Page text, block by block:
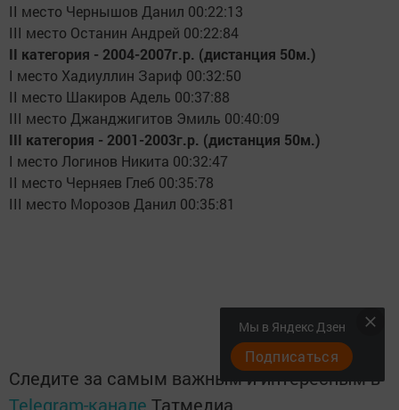
II место Чернышов Данил 00:22:13
III место Останин Андрей 00:22:84
II категория - 2004-2007г.р. (дистанция 50м.)
I место Хадиуллин Зариф 00:32:50
II место Шакиров Адель 00:37:88
III место Джанджигитов Эмиль 00:40:09
III категория - 2001-2003г.р. (дистанция 50м.)
I место Логинов Никита 00:32:47
II место Черняев Глеб 00:35:78
III место Морозов Данил 00:35:81
Следите за самым важным и интересным в
Telegram-канале Татмедиа
Мы в Яндекс Дзен
Подписаться